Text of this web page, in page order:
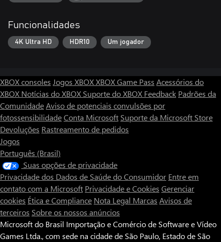
Funcionalidades
4K Ultra HD HDR10 Um jogador
XBOX consoles Jogos XBOXXBOX Game Pass Acessórios do
XBOX Notícias do XBOX Suporte do XBOX Feedback Padrões da
ComunidadeAviso de potenciais convulsões por
fotossensibilidadeConta Microsoft Suporte da Microsoft Store
Devoluções Rastreamento de pedidos
Jogos
Português (Brasil)
Suas opções de privacidade
Privacidade dos Dados de Saúde do Consumidor Entre em
contato com a Microsoft Privacidade e Cookies Gerenciar
cookies Ética e Compliance Nota Legal Marcas Avisos de
terceiros Sobre os nossos anúncios
Microsoft do Brasil Importação e Comércio de Software e Vídeo
Games Ltda., com sede na cidade de São Paulo, Estado de São